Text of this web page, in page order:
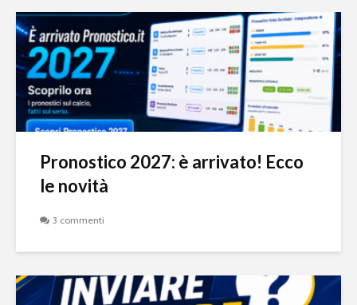
Pronostico 2027: è arrivato! Ecco
le novità
3 commenti